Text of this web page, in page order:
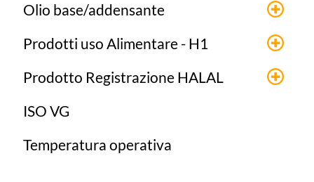
Olio base/addensante
Prodotti uso Alimentare - H1
Prodotto Registrazione HALAL
ISO VG
Temperatura operativa